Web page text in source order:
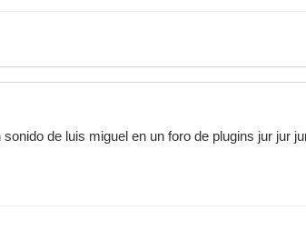
de luis miguel en un foro de plugins jur jur